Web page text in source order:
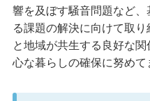
響を及ぼす騒音問題など
る課題の解決に向けて取
と地域が共生する良好な
心な暮らしの確保に努めて